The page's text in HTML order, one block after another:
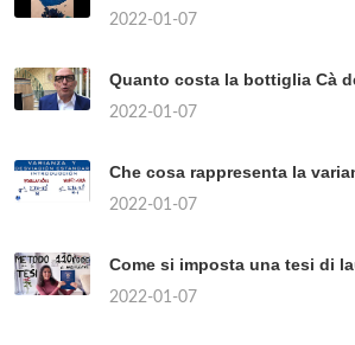
2022-01-07
Quanto costa la bottiglia Cà
2022-01-07
Che cosa rappresenta la
2022-01-07
Come si imposta una tesi di
2022-01-07